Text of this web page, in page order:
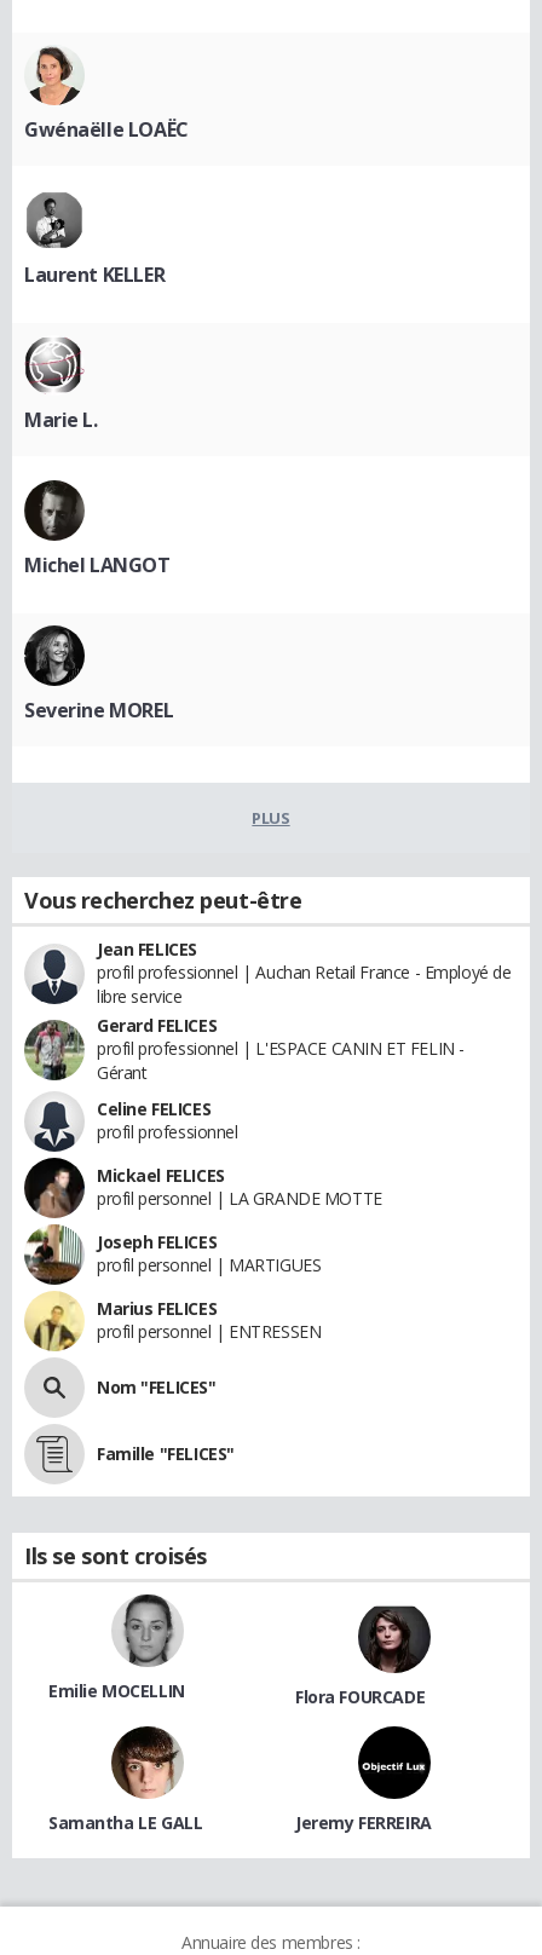
Gwénaëlle LOAËC
Laurent KELLER
Marie L.
Michel LANGOT
Severine MOREL
PLUS
Vous recherchez peut-être
Jean FELICES
profil professionnel | Auchan Retail France - Employé de
libre service
Gerard FELICES
profil professionnel | L'ESPACE CANIN ET FELIN -
Gérant
Celine FELICES
profil professionnel
Mickael FELICES
profil personnel | LA GRANDE MOTTE
Joseph FELICES
profil personnel | MARTIGUES
Marius FELICES
profil personnel | ENTRESSEN
Nom "FELICES"
Famille "FELICES"
Ils se sont croisés
Emilie MOCELLIN Flora FOURCADE
Samantha LE GALL Jeremy FERREIRA
Annuaire des membres :